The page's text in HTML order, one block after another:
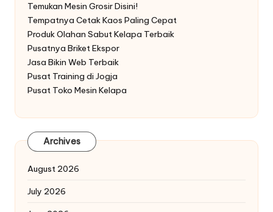
Temukan Mesin Grosir Disini!
Tempatnya Cetak Kaos Paling Cepat
Produk Olahan Sabut Kelapa Terbaik
Pusatnya Briket Ekspor
Jasa Bikin Web Terbaik
Pusat Training di Jogja
Pusat Toko Mesin Kelapa
Archives
August 2026
July 2026